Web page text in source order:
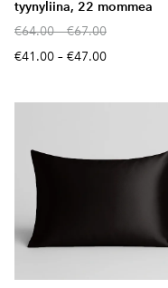
tyynyliina, 22 mommea
€64.00–€67.00
€41.00 – €47.00